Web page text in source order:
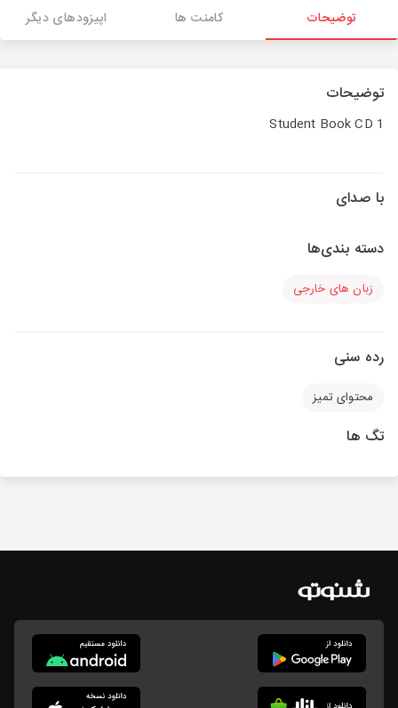
توضیحات کامنت ها اپیزودهای دیگر
توضیحات
Student Book CD 1
با صدای
دسته بندی‌ها
زبان های خارجی
رده سنی
محتوای تمیز
تگ ها